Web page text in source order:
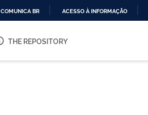
O
COMUNICA BR ACESSO À INFORMAÇÃO
THE REPOSITORY